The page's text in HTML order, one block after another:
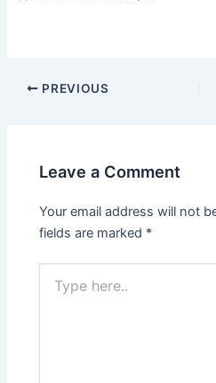
PREVIOUS
Leave a Comment
Your email address will not
fields are marked *
here..